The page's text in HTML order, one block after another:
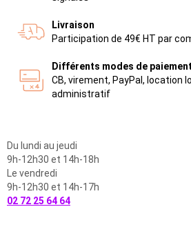
Livraison
Participation de 49€ HT par
Différents modes de paiement
CB, virement, PayPal, location
administratif
Du lundi au jeudi
9h-12h30 et 14h-18h
Le vendredi
9h-12h30 et 14h-17h
02 72 25 64 64